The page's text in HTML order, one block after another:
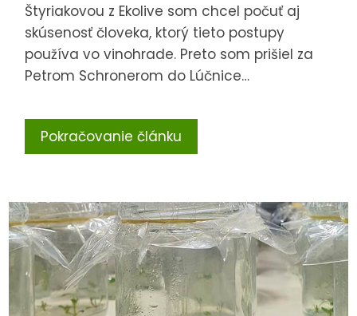
Štyriakovou z Ekolive som chcel počuť aj
skúsenosť človeka, ktorý tieto postupy
používa vo vinohrade. Preto som prišiel za
Petrom Schronerom do Lúčnice…
Pokračovanie článku